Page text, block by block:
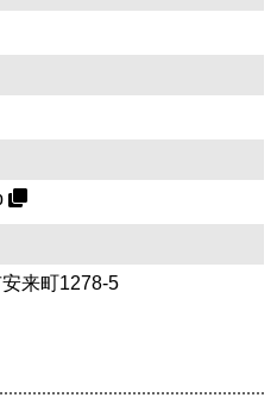
来町1278-5